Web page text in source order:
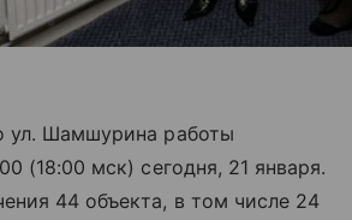
ул. Шамшурина работы
(18:00 мск) сегодня, 21 января.
44 объекта, в том числе 24